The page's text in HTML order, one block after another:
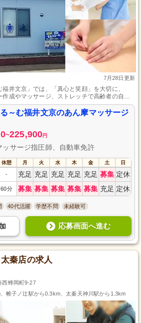
7月28日更新
福井文京」では、「真心と笑顔」を大切に、
成やマッサージ、ストレッチで高齢者の自立
緒により良いサービス提供を目指す環境です。
～む福井文京のあん摩マッサージ
~225,900円
ッサージ指圧師、自動車免許
休憩 月 火 水 木 金 土 日
- 充足 充足 充足 充足 充足 募集 定休
60分 募集 募集 募集 募集 募集 充足 定休
40代活躍 学歴不問 未経験可
応募画面へ進む
秦店の求人
西蜂岡町9-27
帷子ノ辻駅から0.3km、太秦天神川駅から1.3km